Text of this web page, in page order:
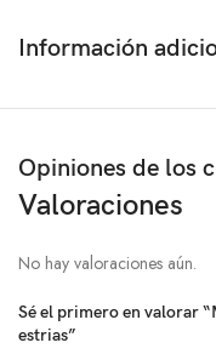
Información
Opiniones de los
Valoraciones
No hay valoraciones aún.
Sé el primero en valorar
estrias”